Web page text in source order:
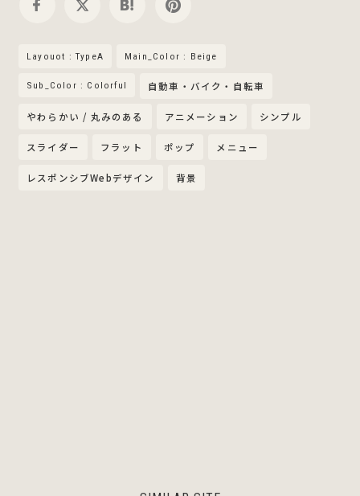
Layouot : TypeA Main_Color : Beige
Sub_Color : Colorful 自動車・バイク・自転車
やわらかい / 丸みのある アニメーション シンプル
スライダー フラット ポップ メニュー
レスポンシブWebデザイン 背景